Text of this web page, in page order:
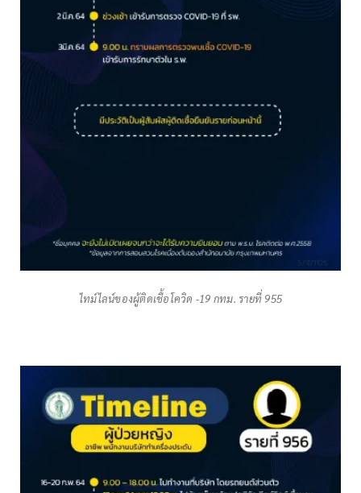
ไทม์ไลน์ของผู้ติดเชื้อโควิด -19 กทม. รายที่ 955